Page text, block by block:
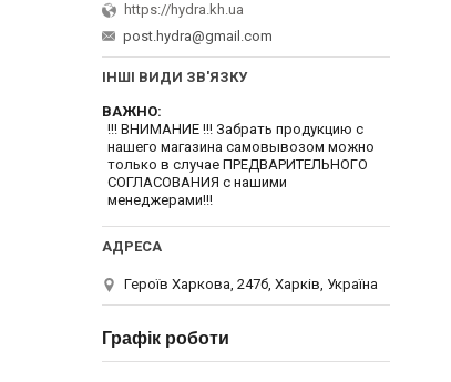
https://hydra.kh.ua
post.hydra@gmail.com
ІНШІ ВИДИ ЗВ'ЯЗКУ
ВАЖНО
!!! ВНИМАНИЕ !!! Забрать продукцию с
нашего магазина самовывозом можно
только в случае ПРЕДВАРИТЕЛЬНОГО
СОГЛАСОВАНИЯ с нашими
менеджерами!!!
Героїв Харкова, 247б, Харків, Україна
Графік роботи